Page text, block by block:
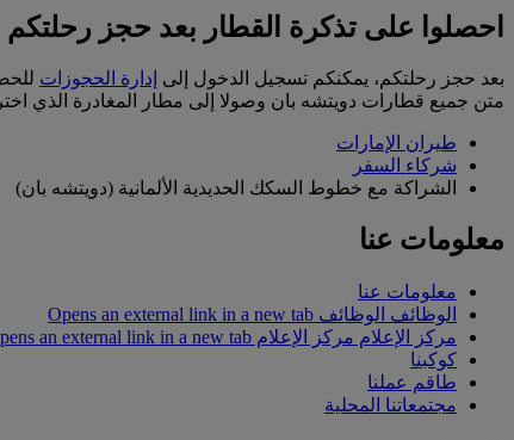
احصلوا على تذكرة القطار بعد حجز
بعد حجز رحلتكم، يمكنكم تسجيل الدخول إلى إدارة الحجوزات
متن جميع قطارات دويتشه بان وصولا إلى مطار المغادرة الذي
طيران الإمارات
شركاء السفر
الشراكة مع خطوط السكك الحديدية الألمانية (دويتشه بان)
معلومات عنا
معلومات عنا
الوظائف الوظائف Opens an external link in a new tab
مركز الإعلام مركز الإعلام Opens an external link in a new tab
كوكبنا
طاقم عملنا
مجتمعاتنا المحلية